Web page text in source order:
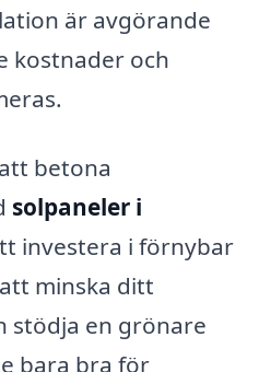
är avgörande
kostnader och
betona
solpaneler i
investera i förnybar
minska ditt
stödja en grönare
bara bra för